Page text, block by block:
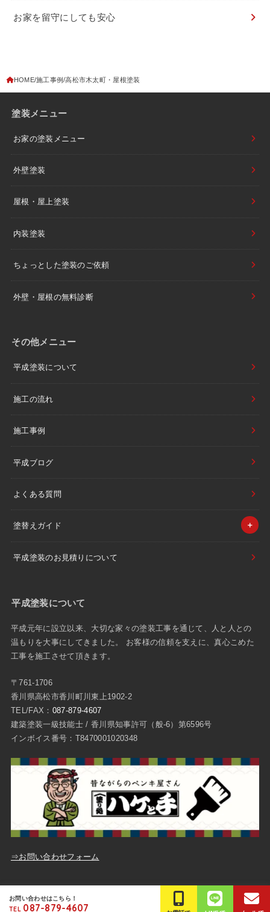
お家を留守にしても安心
HOME 施工事例 高松市木太町・屋根塗装
塗装メニュー
お家の塗装メニュー
外壁塗装
屋根・屋上塗装
内装塗装
ちょっとした塗装のご依頼
外壁・屋根の無料診断
その他メニュー
平成塗装について
施工の流れ
施工事例
平成ブログ
よくある質問
塗替えガイド
平成塗装のお見積りについて
平成塗装について
平成元年に設立以来、大切な家々の塗装工事を通じて、人と人との
温もりを大事にしてきました。 お客様の信頼を支えに、真心こめた
工事を施工させて頂きます。
〒761-1706
香川県高松市香川町川東上1902-2
TEL/FAX： 087-879-4607
建築塗装一級技能士 / 香川県知事許可（般-6）第6596号
インボイス番号：T8470001020348
⇒お問い合わせフォーム
プライバシーポリシー
© Copyright高松市の外壁塗装は平成塗装.All Rights Reserved.
お問い合わせはこちら！
TEL 087-879-4607